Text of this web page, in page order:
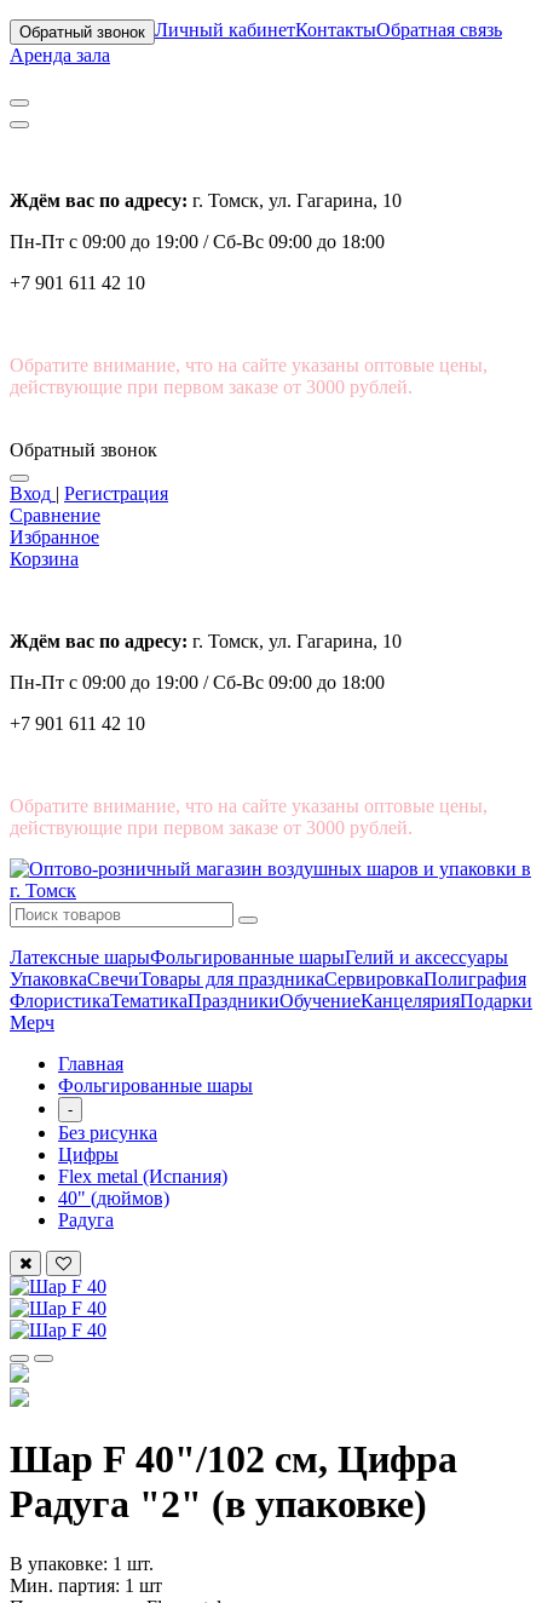
Обратный звонок Личный кабинетКонтактыОбратная связь
Аренда зала
Ждём вас по адресу: г. Томск, ул. Гагарина, 10
Пн-Пт с 09:00 до 19:00 /Сб-Вс 09:00 до 18:00
+7 901 611 42 10
Обратите внимание, что на сайте указаны оптовые цены,
действующие при первом заказе от 3000 рублей.
Обратный звонок
Вход | Регистрация
Сравнение
Избранное
Корзина
Ждём вас по адресу: г. Томск, ул. Гагарина, 10
Пн-Пт с 09:00 до 19:00 /Сб-Вс 09:00 до 18:00
+7 901 611 42 10
Обратите внимание, что на сайте указаны оптовые цены,
действующие при первом заказе от 3000 рублей.
Латексные шарыФольгированные шарыГелий и аксессуары
УпаковкаСвечиТовары для праздникаСервировкаПолиграфия
ФлористикаТематикаПраздникиОбучениеКанцелярияПодарки
Мерч
Главная
Фольгированные шары
-
Без рисунка
Цифры
Flex metal (Испания)
40" (дюймов)
Радуга
Шар F 40"/102 см, Цифра
Радуга "2" (в упаковке)
В упаковке: 1 шт.
Мин. партия: 1 шт